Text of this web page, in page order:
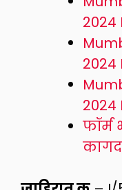
2024
2024
फॉर्म